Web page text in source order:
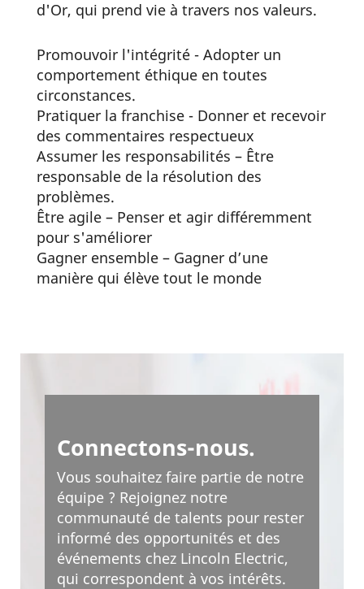
d'Or, qui prend vie à travers nos valeurs.
Promouvoir l'intégrité - Adopter un
comportement éthique en toutes
circonstances.
Pratiquer la franchise - Donner et recevoir
des commentaires respectueux
Assumer les responsabilités – Être
responsable de la résolution des
problèmes.
Être agile – Penser et agir différemment
pour s'améliorer
Gagner ensemble – Gagner d’une
manière qui élève tout le monde
Connectons-nous.
Vous souhaitez faire partie de notre
équipe ? Rejoignez notre
communauté de talents pour rester
informé des opportunités et des
événements chez Lincoln Electric,
qui correspondent à vos intérêts.